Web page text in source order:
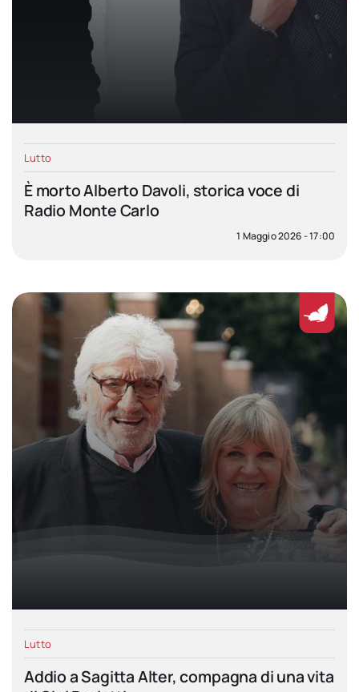
Lutto
È morto Alberto Davoli, storica voce di
Radio Monte Carlo
1 Maggio 2026 - 17:00
Lutto
Addio a Sagitta Alter, compagna di una vita